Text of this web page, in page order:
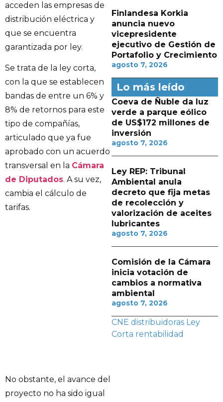
acceden las empresas de
distribución eléctrica y
que se encuentra
garantizada por ley.
Se trata de la ley corta,
con la que se establecen
bandas de entre un 6% y
8% de retornos para este
tipo de compañías,
articulado que ya fue
aprobado con un acuerdo
transversal en la Cámara
de Diputados. A su vez,
cambia el cálculo de
tarifas.
No obstante, el avance del
proyecto no ha sido igual
Finlandesa Korkia
anuncia nuevo
vicepresidente
ejecutivo de Gestión de
Portafolio y Crecimiento
agosto 7, 2026
Lo más leído
Coeva de Ñuble da luz
verde a parque eólico
de US$172 millones de
inversión
agosto 7, 2026
Ley REP: Tribunal
Ambiental anula
decreto que fija metas
de recolección y
valorización de aceites
lubricantes
agosto 7, 2026
Comisión de la Cámara
inicia votación de
cambios a normativa
ambiental
agosto 7, 2026
CNE distribuidoras Ley
Corta rentabilidad